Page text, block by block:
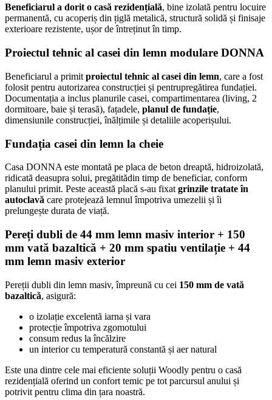
Beneficiarul a dorit o casă rezidențială, bine izolată pentru locuire
permanentă, cu acoperiș din țiglă metalică, structură solidă și finisaje
exterioare rezistente, ușor de întreținut în timp.
Proiectul tehnic al casei din lemn modulare DONNA
Beneficiarul a primit proiectul tehnic al casei din lemn, care a fost
folosit pentru autorizarea construcției și pentrupregătirea fundației.
Documentația a inclus planurile casei, compartimentarea (living, 2
dormitoare, baie și terasă), fațadele, planul de fundație,
dimensiunile construcției, înălțimile și detaliile acoperișului.
Fundația casei din lemn la cheie
Casa DONNA este montată pe placa de beton dreaptă, hidroizolată,
ridicată deasupra solui, pregătitădin timp de beneficiar, conform
planului primit. Peste această placă s-au fixat grinzile tratate în
autoclavă care protejează lemnul împotriva umezelii și îi
prelungește durata de viață.
Pereți dubli de 44 mm lemn masiv interior + 150
mm vată bazaltică + 20 mm spatiu ventilație + 44
mm lemn masiv exterior
Pereții dubli din lemn masiv, împreună cu cei 150 mm de vată
bazaltică, asigură:
o izolație excelentă iarna și vara
protecție împotriva zgomotului
consum redus la încălzire
un interior cu temperatură constantă și aer natural
Este una dintre cele mai eficiente soluții Woodly pentru o casă
rezidențială oferind un confort temic pe tot parcursul anului și
potrivit pentru clima din țara noastră.